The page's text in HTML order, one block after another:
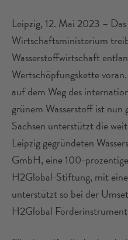
Leipzig, 12. Mai 2023 – Das
Wirtschaftsministerium
Wasserstoffwirtschaft
Wertschöpfungskette
auf dem Weg des
grünem Wasserstoff ist
Sachsen unterstützt die
Leipzig gegründeten
GmbH, eine 100-
H2Global-Stiftung, mit
unterstützt so bei der
H2Global